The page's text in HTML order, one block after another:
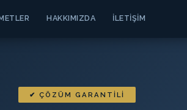
HAKKIMIZDA İLETIŞIM
✔ ÇÖZÜM GARANTILI